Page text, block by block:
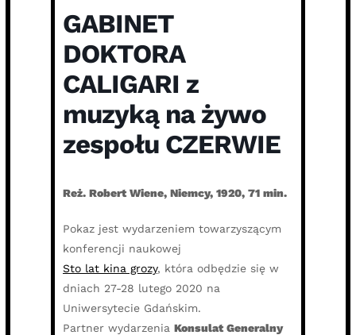
GABINET
DOKTORA
CALIGARI z
muzyką na żywo
zespołu CZERWIE
Reż. Robert Wiene, Niemcy, 1920, 71 min.
Pokaz jest wydarzeniem towarzyszącym
konferencji naukowej
Sto lat kina grozy, która odbędzie się w
dniach 27-28 lutego 2020 na
Uniwersytecie Gdańskim.
Partner wydarzenia Konsulat Generalny